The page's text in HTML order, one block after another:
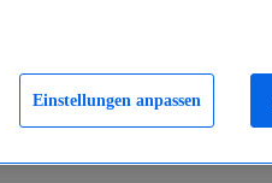
Einstellungen anpassen